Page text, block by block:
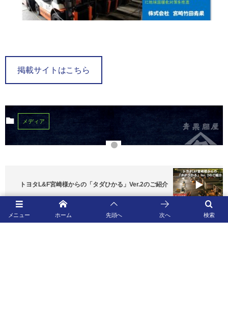
掲載サイトはこちら
メディア
トヨタL&F宮崎様からの「タダひかる」Ver.2のご紹介
メニュー 検索
ホーム 先頭へ 次へ